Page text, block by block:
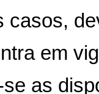
casos,
em
as